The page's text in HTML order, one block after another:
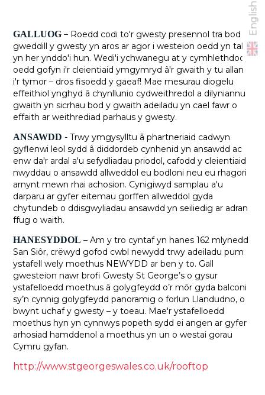
English
GALLUOG – Roedd codi to'r gwesty presennol tra bod
gweddill y gwesty yn aros ar agor i westeion oedd yn talu
yn her ynddo'i hun. Wedi'i ychwanegu at y cymhlethdod,
oedd gofyn i'r cleientiaid ymgymryd â'r gwaith y tu allan
i'r tymor – dros fisoedd y gaeaf! Mae mesurau diogelu
effeithiol ynghyd â chynllunio cydweithredol a dilyniannu
gwaith yn sicrhau bod y gwaith adeiladu yn cael fawr o
effaith ar weithrediad parhaus y gwesty.
ANSAWDD - Trwy ymgysylltu â phartneriaid cadwyn
gyflenwi leol sydd â diddordeb cynhenid yn ansawdd ac
enw da'r ardal a'u sefydliadau priodol, cafodd y cleientiaid
nwyddau o ansawdd allweddol eu bodloni neu eu rhagori
arnynt mewn rhai achosion. Cynigiwyd samplau a'u
darparu ar gyfer eitemau gorffen allweddol gyda
chytundeb o ddisgwyliadau ansawdd yn seiliedig ar adran
ffug o waith.
HANESYDDOL – Am y tro cyntaf yn hanes 162 mlynedd
San Siôr, crëwyd gofod cwbl newydd trwy adeiladu pum
ystafell wely moethus NEWYDD ar ben y to. Gall
gwesteion nawr brofi Gwesty St George’s o gysur
ystafelloedd moethus â golygfeydd o’r môr gyda balconi
sy’n cynnig golygfeydd panoramig o forlun Llandudno, o
bwynt uchaf y gwesty – y toeau. Mae'r ystafelloedd
moethus hyn yn cynnwys popeth sydd ei angen ar gyfer
arhosiad hamddenol a moethus yn un o westai gorau
Cymru gyfan.
http://www.stgeorgeswales.co.uk/rooftop